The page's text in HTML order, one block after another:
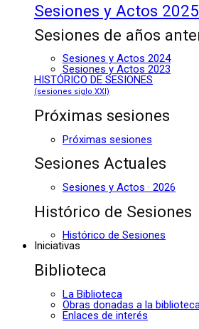
Sesiones y Actos 2025
Sesiones de años
Sesiones y Actos 2024
Sesiones y Actos 2023
HISTÓRICO DE SESIONES
(sesiones siglo XXI)
Próximas sesiones
Próximas sesiones
Sesiones Actuales
Sesiones y Actos · 2026
Histórico de Sesiones
Histórico de Sesiones
Iniciativas
Biblioteca
La Biblioteca
Obras donadas a la
Enlaces de interés